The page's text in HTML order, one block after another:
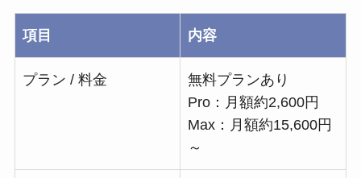
項目 内容
プラン / 料金
無料プランあり
Pro：月額約2,600円
Max：月額約15,600円
～